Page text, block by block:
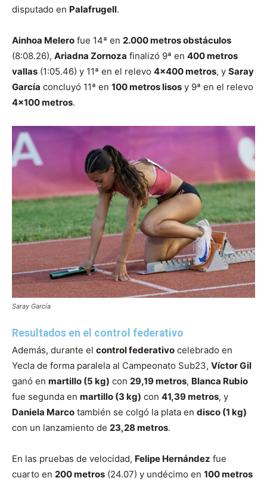
disputado en Palafrugell.
Ainhoa Melero fue 14ª en 2.000 metros obstáculos
(8:08.26), Ariadna Zornoza finalizó 9ª en 400 metros
vallas (1:05.46) y 11ª en el relevo 4×400 metros, y Saray
García concluyó 11ª en 100 metros lisos y 9ª en el relevo
4×100 metros.
Saray García
Resultados en el control federativo
Además, durante el control federativo celebrado en
Yecla de forma paralela al Campeonato Sub23, Víctor Gil
ganó en martillo (5 kg) con 29,19 metros, Blanca Rubio
fue segunda en martillo (3 kg) con 41,39 metros, y
Daniela Marco también se colgó la plata en disco (1 kg)
con un lanzamiento de 23,28 metros.
En las pruebas de velocidad, Felipe Hernández fue
cuarto en 200 metros (24.07) y undécimo en 100 metros